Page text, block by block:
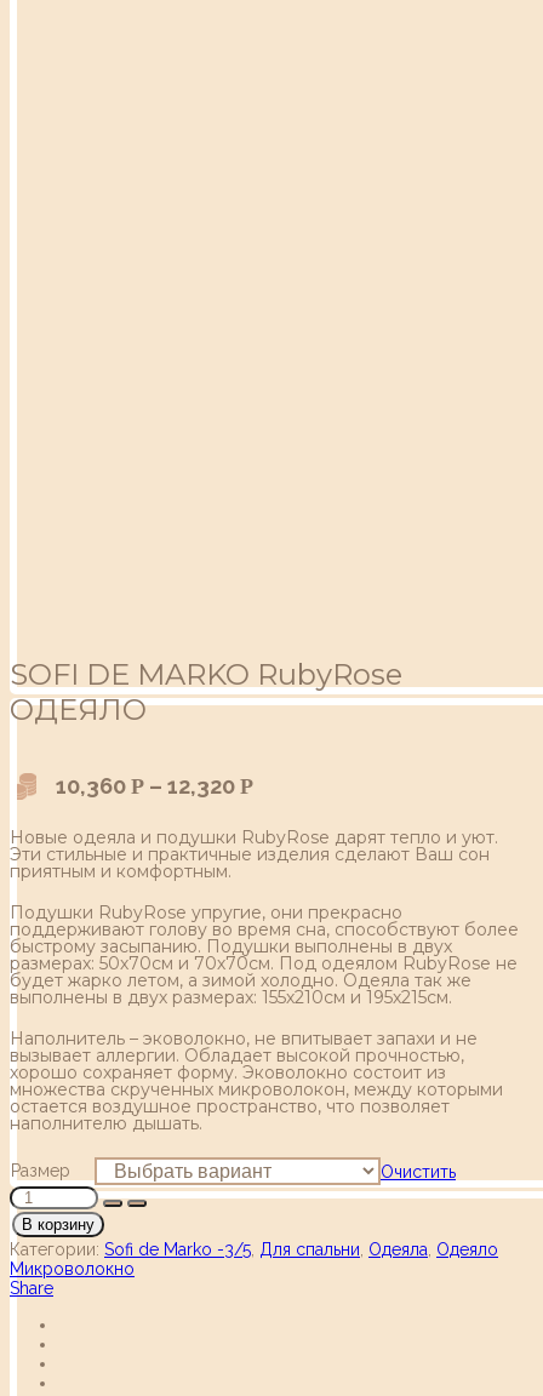
SOFI DE MARKO RubyRose
ОДЕЯЛО
10,360 Р – 12,320 Р
Новые одеяла и подушки RubyRose дарят тепло и уют.
Эти стильные и практичные изделия сделают Ваш сон
приятным и комфортным.
Подушки RubyRose упругие, они прекрасно
поддерживают голову во время сна, способствуют более
быстрому засыпанию. Подушки выполнены в двух
размерах: 50х70см и 70х70см. Под одеялом RubyRose не
будет жарко летом, а зимой холодно. Одеяла так же
выполнены в двух размерах: 155х210см и 195х215см.
Наполнитель – эковолокно, не впитывает запахи и не
вызывает аллергии. Обладает высокой прочностью,
хорошо сохраняет форму. Эковолокно состоит из
множества скрученных микроволокон, между которыми
остается воздушное пространство, что позволяет
наполнителю дышать.
Размер Очистить
В корзину
Категории: Sofi de Marko -3/5 Для спальни Одеяла Одеяло
Микроволокно
Share